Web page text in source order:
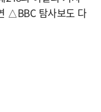
△BBC 탐사보도 다